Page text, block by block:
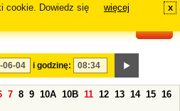
cookie. Dowiedz się
więcej x
i godzinę:
7 8 9 10A 10B 11 12 13 14 15 16